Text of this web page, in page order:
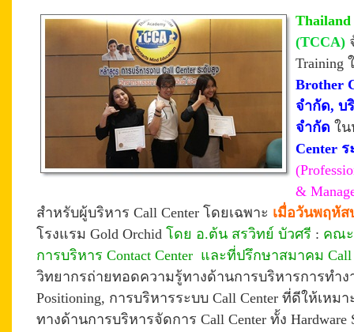
Thailand
(TCCA)
Training
Brother
จำกัด, บ
จำกัด ใน
Center
&
สำหรับผู้บริหาร Call Center โดยเฉพาะ เมื่อวันพฤหัส
โรงแรม Gold Orchid โดย อ.ต้น สรวิทย์ บัวศรี : คณะ
การบริหาร Contact Center และที่ปรึกษาสมาคม Call
วิทยากรถ่ายทอดความรู้ทางด้านการบริหารการทำง
Positioning, การบริหารระบบ Call Center ที่ดีให้เห
ทางด้านการบริหารจัดการ Call Center ทั้ง Hardware